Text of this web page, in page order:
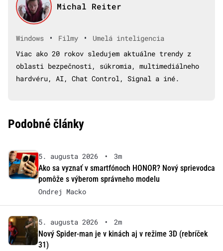
Michal Reiter
Windows • Filmy •
Umelá inteligencia
Viac ako 20 rokov sledujem aktuálne trendy z
oblasti bezpečnosti, súkromia, multimediálneho
hardvéru, AI, Chat Control, Signal a iné.
Podobné články
5. augusta 2026 •
3m
Ako sa vyznať v smartfónoch HONOR? Nový sprievodca
pomôže s výberom správneho modelu
Ondrej Macko
5. augusta 2026 •
2m
Nový Spider-man je v kinách aj v režime 3D (rebríček
31)